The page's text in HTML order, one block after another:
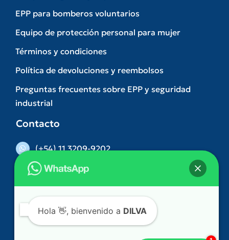
EPP para bomberos voluntarios
Equipo de protección personal para mujer
Términos y condiciones
Política de devoluciones y reembolsos
Preguntas frecuentes sobre EPP y seguridad
industrial
Contacto
(+54) 11 3209-9202
(011) 5263-3074
comercial@dilva.com.ar
Gonzalez Castillo 312. Ramos Mejia – Buenos
Hola👋, bienvenido a
¿Podemos ayudarle?